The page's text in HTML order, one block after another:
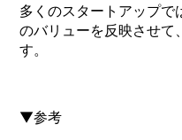
多くのスタートアップで
のバリューを反映させて
す。
▼参考